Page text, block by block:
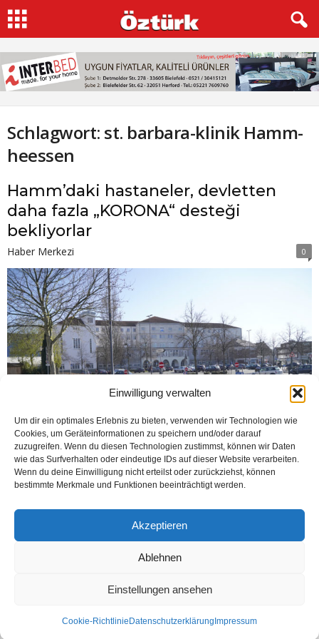
Einwilligung verwalten
Um dir ein optimales Erlebnis zu bieten, verwenden wir Technologien wie
Cookies, um Geräteinformationen zu speichern und/oder darauf
zuzugreifen. Wenn du diesen Technologien zustimmst, können wir Daten
wie das Surfverhalten oder eindeutige IDs auf dieser Website verarbeiten.
Wenn du deine Einwilligung nicht erteilst oder zurückziehst, können
bestimmte Merkmale und Funktionen beeinträchtigt werden.
Akzeptieren
Ablehnen
Einstellungen ansehen
Cookie-Richtlinie Datenschutzerklärung Impressum
Schlagwort: st. barbara-klinik Hamm-
heessen
Hamm’daki hastaneler, devletten
daha fazla „KORONA“ desteği
bekliyorlar
Haber Merkezi 0
HAMM (Öztürk) Federal Almanya‘nın Hamm şehrinde bulunan St. Barbara-
Klinik für Manuelle Therapie Hamm genel müdürleri Korona...
Weiterlesen
© Öztürk Gazetesi 1986 – 2026